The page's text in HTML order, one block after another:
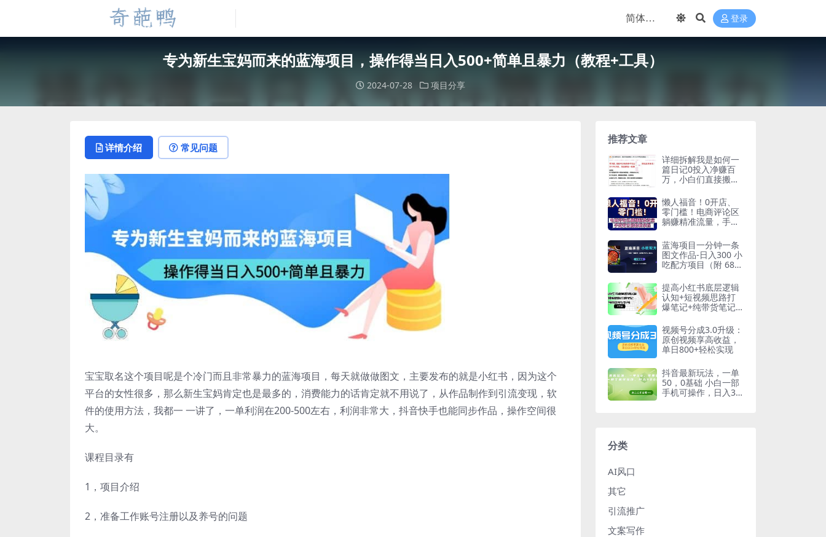
登录
专为新生宝妈而来的蓝海项目，操作得当日入500+简单且暴力（教程+工具）
2024-07-28 项目分享
详情介绍 常见问题
宝宝取名这个项目呢是个冷门而且非常暴力的蓝海项目，每天就做做图文，主要发布的就是小红书，因为这个
平台的女性很多，那么新生宝妈肯定也是最多的，消费能力的话肯定就不用说了，从作品制作到引流变现，软
件的使用方法，我都一 一讲了，一单利润在200-500左右，利润非常大，抖音快手也能同步作品，操作空间很
大。
课程目录有
1，项目介绍
2，准备工作账号注册以及养号的问题
推荐文章
详细拆解我是如何一
篇日记0投入净赚百
万，小白们直接搬运
懒人福音！0开店、
零门槛！电商评论区
躺赚精准流量，手残
蓝海项目一分钟一条
图文作品-日入300 小
吃配方项目（附 684
提高小红书底层逻辑
认知+短视频思路打
爆笔记+纯带货笔记
视频号分成3.0升级：
原创视频享高收益，
单日800+轻松实现
抖音最新玩法，一单
50，0基础 小白一部
手机可操作，日入30
分类
AI风口
其它
引流推广
文案写作